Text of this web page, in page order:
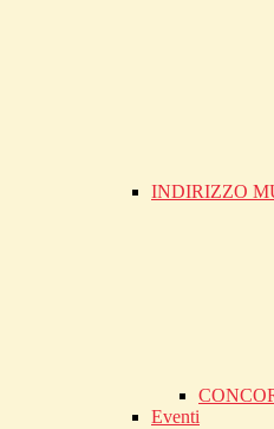
INDIRIZZO
Eventi